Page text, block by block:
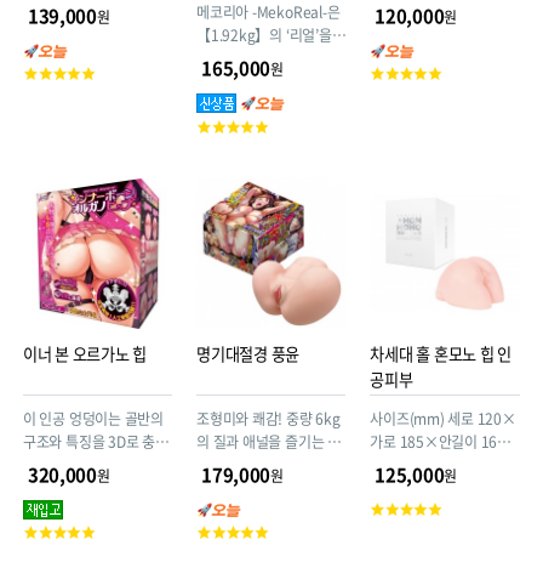
139,000원
고
메코리아 -MekoReal-은
【1.92kg】의 ‘리얼’을
체감할 수 있는 대형 오나
홀입니다. 질 홀과 애널
홀, 두 개의 홀 각각에 개
성 있는 쾌감 기믹을 적용
165,000원
고
120,000원
고
이너 본 오르가노 힙
이 인공 엉덩이는 골반의
구조와 특징을 3D로 충실
하게 모방하여 완전히 골
반이라고 부를 수 있는 것
재현했다.
320,000원
고
명기대절경 풍윤
조형미와 쾌감! 중량 6kg
의 질과 애널을 즐기는 2
구멍 대형 오나홀
179,000원
고
차세대 홀 혼모노 힙 인
공피부
사이즈(mm) 세로 120×
가로 185×안길이 160
중량(g), 1680
125,000원
고